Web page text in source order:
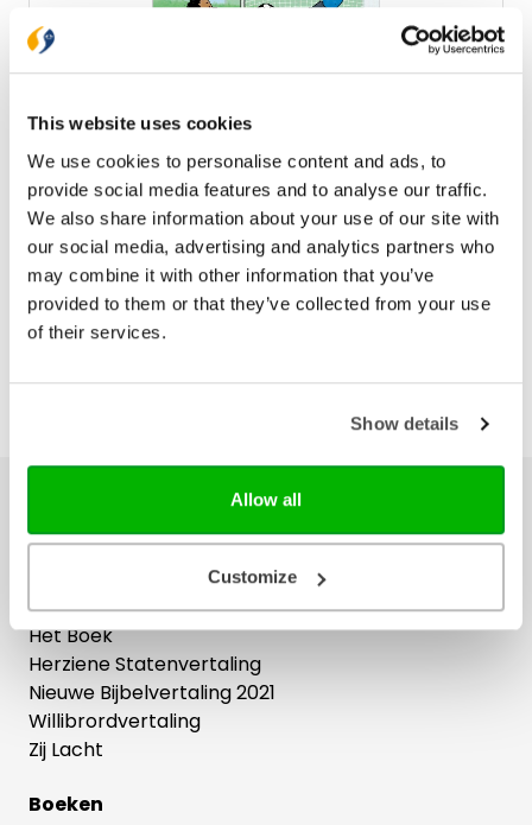
This website uses cookies
We use cookies to personalise content and ads, to
provide social media features and to analyse our traffic.
We also share information about your use of our site with
our social media, advertising and analytics partners who
may combine it with other information that you’ve
provided to them or that they’ve collected from your use
of their services.
Show details
Allow all
Customize
De laatste strafschop
€ 14,99
Ons hele assortiment
Bijbelse cadeaus
Het Boek
Herziene Statenvertaling
Nieuwe Bijbelvertaling 2021
Willibrordvertaling
Zij Lacht
Boeken